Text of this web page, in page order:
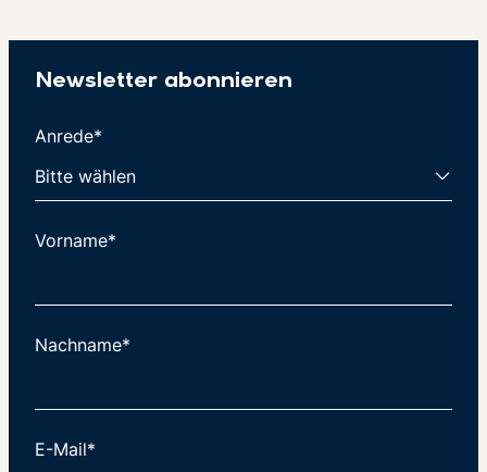
Newsletter abonnieren
Anrede*
Vorname*
Nachname*
E-Mail*